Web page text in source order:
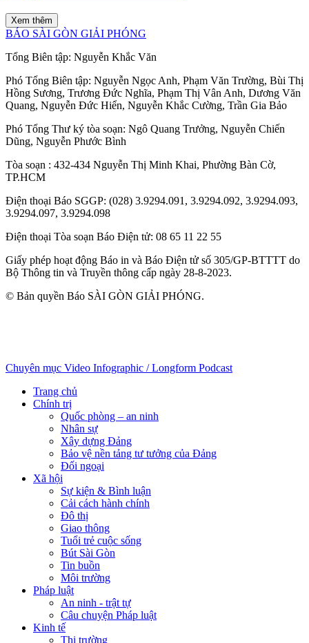
Xem thêm
BÁO SÀI GÒN GIẢI PHÓNG
Tổng Biên tập: Nguyễn Khắc Văn
Phó Tổng Biên tập: Nguyễn Ngọc Anh, Phạm Văn Trường, Bùi Thị
Hồng Sương, Trương Đức Nghĩa, Phạm Thị Vân Anh, Dương Văn
Quang, Nguyễn Đức Hiển, Nguyễn Khắc Cường, Trần Gia Bảo
Phó Tổng Thư ký tòa soạn: Ngô Quang Trưởng, Nguyễn Chiến
Dũng, Nguyễn Phước Bình
Tòa soạn : 432-434 Nguyễn Thị Minh Khai, Phường Bàn Cờ,
TP.HCM
Điện thoại Báo SGGP: (028) 3.9294.091, 3.9294.092, 3.9294.093,
3.9294.097, 3.9294.098
Điện thoại Tòa soạn Báo Điện tử: 08 65 11 22 55
Giấy phép hoạt động Báo in và Báo Điện tử số 305/GP-BTTTT do
Bộ Thông tin và Truyền thông cấp ngày 28-8-2023.
© Bản quyền Báo SÀI GÒN GIẢI PHÓNG.
Chuyên mục Video Infographic / Longform Podcast
Trang chủ
Chính trị
Quốc phòng – an ninh
Nhân sự
Xây dựng Đảng
Bảo vệ nền tảng tư tưởng của Đảng
Đối ngoại
Xã hội
Sự kiện & Bình luận
Cải cách hành chính
Đô thị
Giao thông
Tuổi trẻ cuộc sống
Bút Sài Gòn
Tin buồn
Môi trường
Pháp luật
An ninh - trật tự
Câu chuyện Pháp luật
Kinh tế
Thị trường